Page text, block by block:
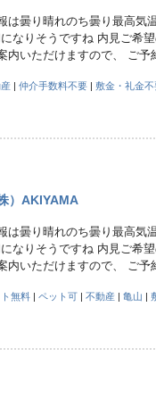
曇り晴れのち曇り最高気
なりそうですね 内見ご希
内いただけますので、 ご
|仲介手数料不要 |敷金・礼金不
）AKIYAMA
曇り晴れのち曇り最高気
なりそうですね 内見ご希
内いただけますので、 ご
無料 |ペット可 |不動産 |亀山 |